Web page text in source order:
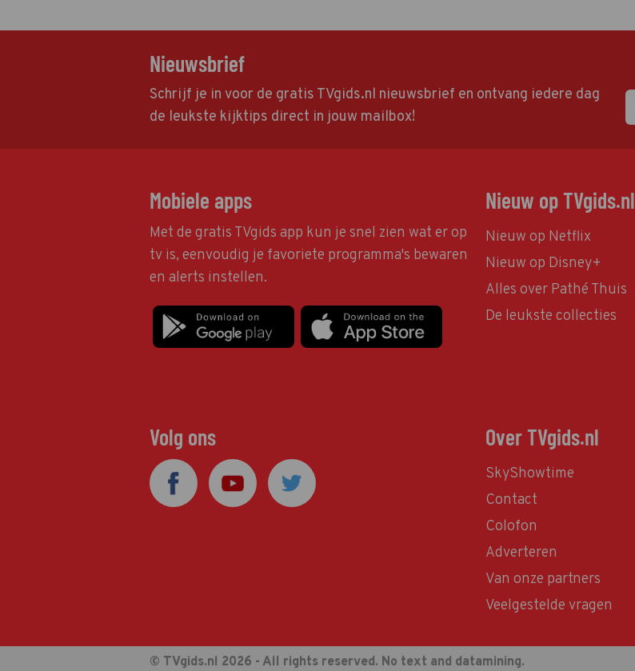
Nieuwsbrief
Schrijf je in voor de gratis TVgids.nl nieuwsbrief en ontvang iedere dag
de leukste kijktips direct in jouw mailbox!
Mobiele apps
Met de gratis TVgids app kun je snel zien wat er op
tv is, eenvoudig je favoriete programma's bewaren
en alerts instellen.
Nieuw op TVgids.nl
Nieuw op Netflix
Nieuw op Disney+
Alles over Pathé Thuis
De leukste collecties
Volg ons Over TVgids.nl
SkyShowtime
Contact
Colofon
Adverteren
Van onze partners
Veelgestelde vragen
© TVgids.nl 2026 - All rights reserved. No text and datamining.